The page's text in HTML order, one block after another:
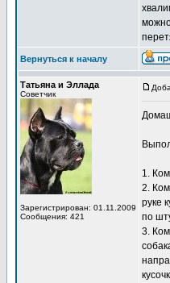
Вернуться к началу
Татьяна и Эллада
Советчик
Зарегистрирован: 01.11.2009
Сообщения: 421
1.
2.
руке
по
3.